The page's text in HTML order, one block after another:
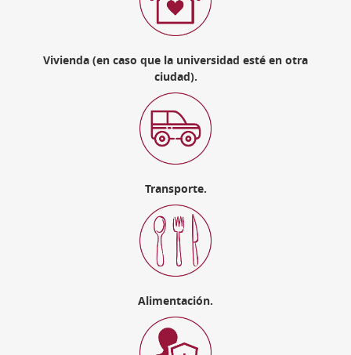
Vivienda (en caso que la universidad esté en otra
ciudad).
Transporte.
Alimentación.